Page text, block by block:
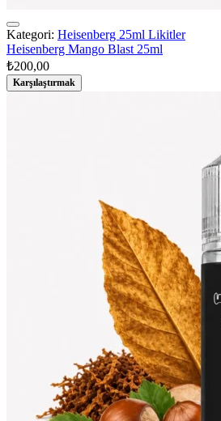
Kategori: Heisenberg 25ml Likitler
Heisenberg Mango Blast 25ml
₺200,00
Karşılaştırmak